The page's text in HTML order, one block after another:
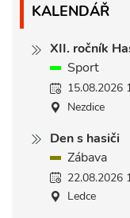
KALENDÁŘ
XII. ročník
Sport
15.08.2026
Nezdice
Den s hasiči
Zábava
22.08.2026
Ledce